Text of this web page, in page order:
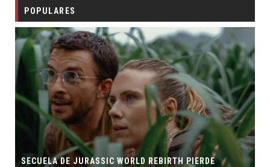
POPULARES
SECUELA DE JURASSIC WORLD REBIRTH PIERDE